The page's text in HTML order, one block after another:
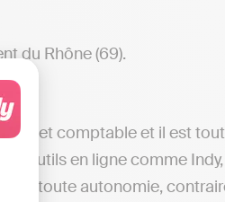
vos Options
du Rhône (69).
comptable et il est
outils en ligne comme
en toute autonomie,